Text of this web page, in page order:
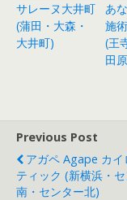
サレーヌ大井町
(蒲田・大森・
大井町)
あ
施
(王
田
Previous Post
アガペ Agape カイ
ティック (新横浜・
南・センター北)